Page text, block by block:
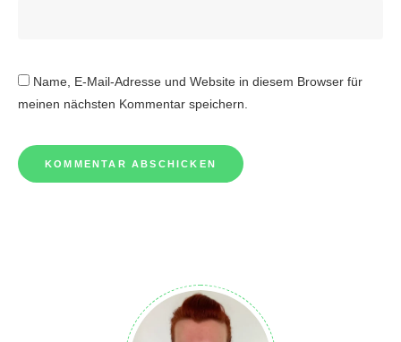
Name, E-Mail-Adresse und Website in diesem Browser für
meinen nächsten Kommentar speichern.